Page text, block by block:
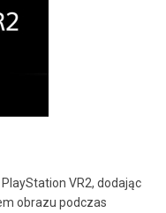
VR2, dodając
obrazu podczas